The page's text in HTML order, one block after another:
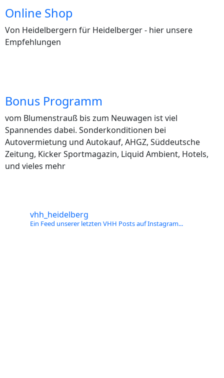
Online Shop
Von Heidelbergern für Heidelberger - hier unsere
Empfehlungen
Bonus Programm
vom Blumenstrauß bis zum Neuwagen ist viel
Spannendes dabei. Sonderkonditionen bei
Autovermietung und Autokauf, AHGZ, Süddeutsche
Zeitung, Kicker Sportmagazin, Liquid Ambient, Hotels,
und vieles mehr
vhh_heidelberg
Ein Feed unserer letzten VHH Posts auf Instagram...